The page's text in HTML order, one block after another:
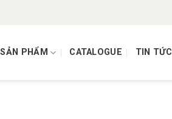
SẢN PHẨM CATALOGUE TIN TỨC